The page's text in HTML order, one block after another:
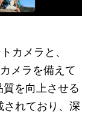
カメラと、
メラを備えて
を向上させる
れており、深